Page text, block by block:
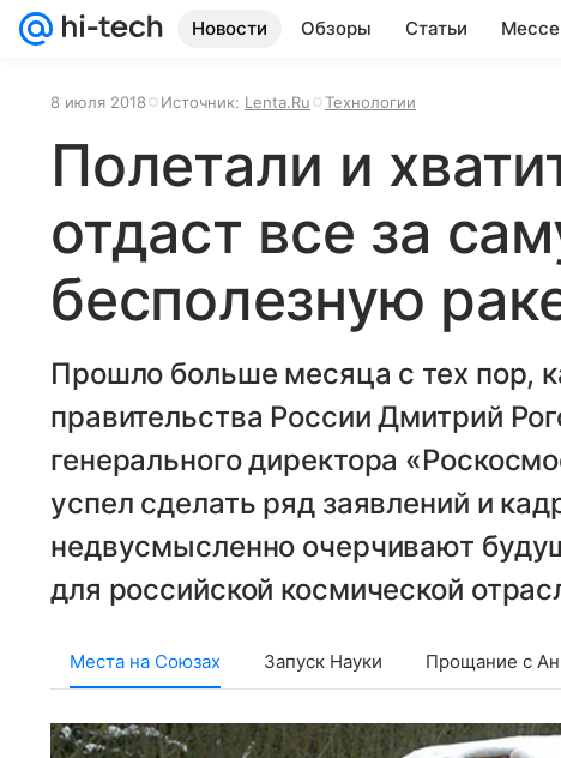
Новости Обзоры Статьи
8 июля 2018 Источник: Lenta.Ru Технологии
Полетали и
отдаст все за
бесполезную
Прошло больше месяца с тех пор,
правительства России Дмитрий
генерального директора
успел сделать ряд заявлений и
недвусмысленно очерчивают
для российской космической
Места на Союзах Запуск Науки Прощание с